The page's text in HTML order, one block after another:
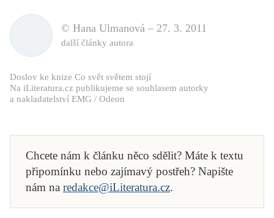
© Hana Ulmanová – 27. 3. 2011
další články autora
Doslov ke knize Co svět světem stojí
Na iLiteratura.cz publikujeme se souhlasem autorky
a nakladatelství EMG / Odeon
Chcete nám k článku něco sdělit? Máte k textu
připomínku nebo zajímavý postřeh? Napište
nám na redakce@iLiteratura.cz.